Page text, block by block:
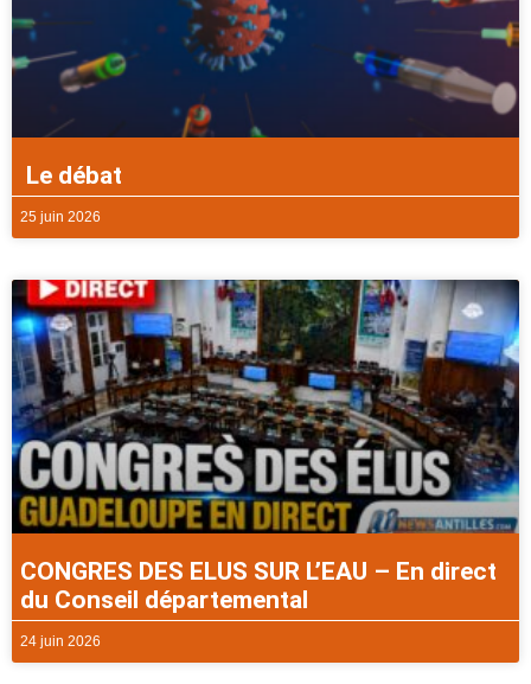
Le débat
25 juin 2026
CONGRES DES ELUS SUR L’EAU – En direct
du Conseil départemental
24 juin 2026